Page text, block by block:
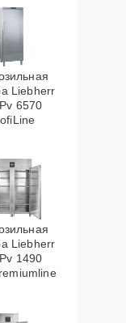
Liebherr
6570
Liebherr
1490